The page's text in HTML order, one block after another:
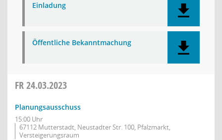
Einladung
Öffentliche Bekanntmachung
FR24.03.2023
Planungsausschuss
15:00 Uhr
67112 Mutterstadt, Neustadter Str. 100, Pfalzmarkt,
Versteigerungsraum